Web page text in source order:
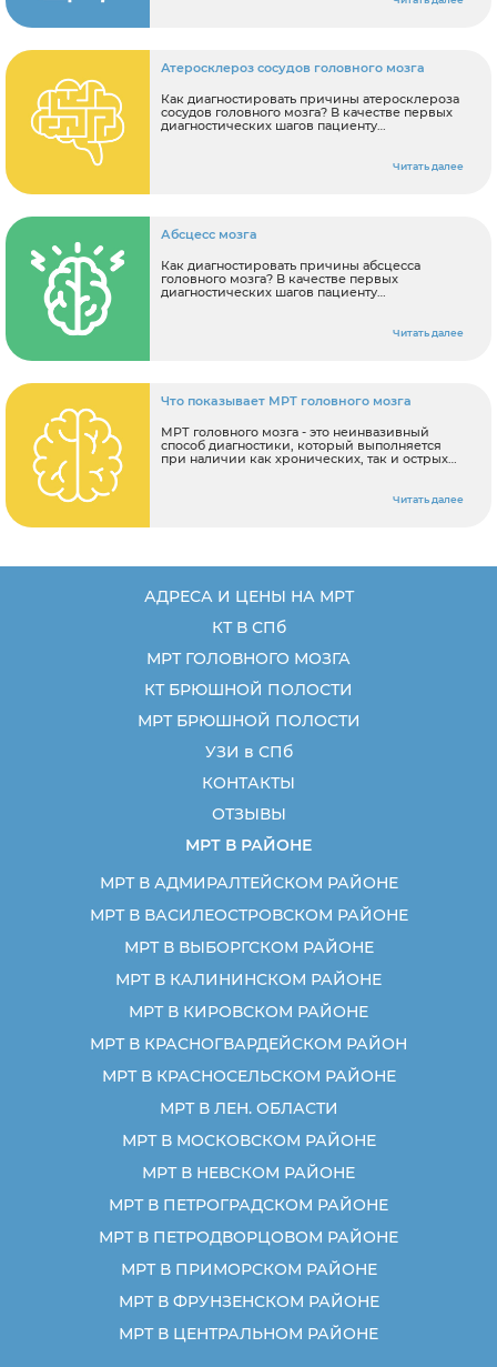
Атеросклероз сосудов головного мозга
Как диагностировать причины атеросклероза
сосудов головного мозга? В качестве первых
диагностических шагов пациенту
Читать далее
Абсцесс мозга
Как диагностировать причины абсцесса
головного мозга? В качестве первых
диагностических шагов пациенту
Читать далее
Что показывает МРТ головного мозга
МРТ головного мозга - это неинвазивный
способ диагностики, который выполняется
при наличии как хронических, так и острых
помощи радиочастотных импульсов,
позволяя выявить проблемные участки.
Читать далее
АДРЕСА И ЦЕНЫ НА МРТ
КТ В СПб
МРТ ГОЛОВНОГО МОЗГА
КТ БРЮШНОЙ ПОЛОСТИ
МРТ БРЮШНОЙ ПОЛОСТИ
УЗИ в СПб
КОНТАКТЫ
ОТЗЫВЫ
МРТ В РАЙОНЕ
МРТ В АДМИРАЛТЕЙСКОМ РАЙОНЕ
МРТ В ВАСИЛЕОСТРОВСКОМ РАЙОНЕ
МРТ В ВЫБОРГСКОМ РАЙОНЕ
МРТ В КАЛИНИНСКОМ РАЙОНЕ
МРТ В КИРОВСКОМ РАЙОНЕ
МРТ В КРАСНОГВАРДЕЙСКОМ РАЙОН
МРТ В КРАСНОСЕЛЬСКОМ РАЙОНЕ
МРТ В ЛЕН. ОБЛАСТИ
МРТ В МОСКОВСКОМ РАЙОНЕ
МРТ В НЕВСКОМ РАЙОНЕ
МРТ В ПЕТРОГРАДСКОМ РАЙОНЕ
МРТ В ПЕТРОДВОРЦОВОМ РАЙОНЕ
МРТ В ПРИМОРСКОМ РАЙОНЕ
МРТ В ФРУНЗЕНСКОМ РАЙОНЕ
МРТ В ЦЕНТРАЛЬНОМ РАЙОНЕ